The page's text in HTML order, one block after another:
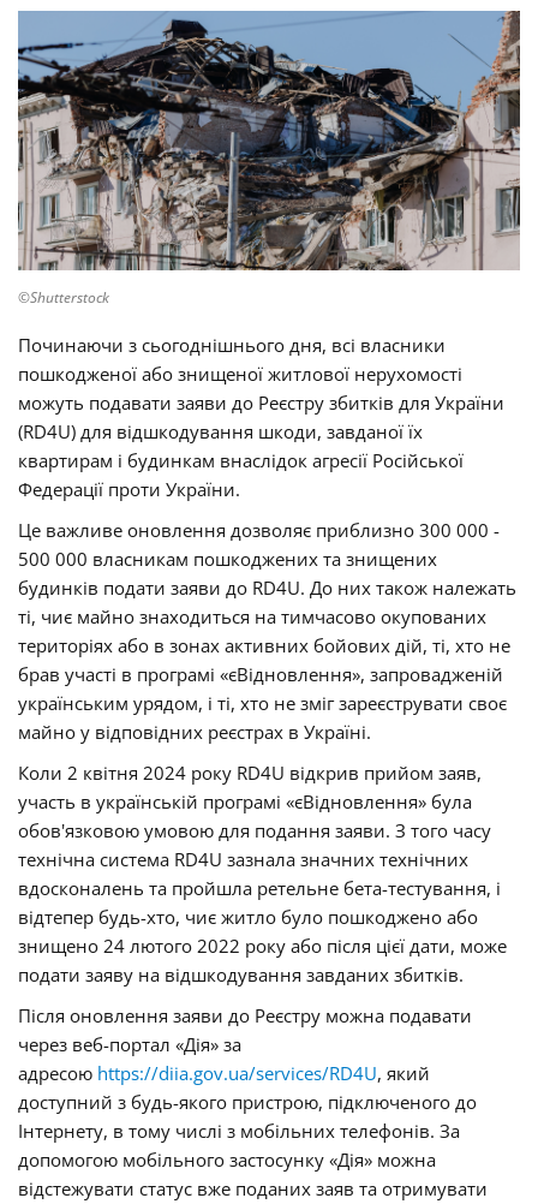
©Shutterstock
Починаючи з сьогоднішнього дня, всі власники
пошкодженої або знищеної житлової нерухомості
можуть подавати заяви до Реєстру збитків для України
(RD4U) для відшкодування шкоди, завданої їх
квартирам і будинкам внаслідок агресії Російської
Федерації проти України.
Це важливе оновлення дозволяє приблизно 300 000 -
500 000 власникам пошкоджених та знищених
будинків подати заяви до RD4U. До них також належать
ті, чиє майно знаходиться на тимчасово окупованих
територіях або в зонах активних бойових дій, ті, хто не
брав участі в програмі «єВідновлення», запровадженій
українським урядом, і ті, хто не зміг зареєструвати своє
майно у відповідних реєстрах в Україні.
Коли 2 квітня 2024 року RD4U відкрив прийом заяв,
участь в українській програмі «єВідновлення» була
обов'язковою умовою для подання заяви. З того часу
технічна система RD4U зазнала значних технічних
вдосконалень та пройшла ретельне бета-тестування, і
відтепер будь-хто, чиє житло було пошкоджено або
знищено 24 лютого 2022 року або після цієї дати, може
подати заяву на відшкодування завданих збитків.
Після оновлення заяви до Реєстру можна подавати
через веб-портал «Дія» за
адресою https://diia.gov.ua/services/RD4U, який
доступний з будь-якого пристрою, підключеного до
Інтернету, в тому числі з мобільних телефонів. За
допомогою мобільного застосунку «Дія» можна
відстежувати статус вже поданих заяв та отримувати